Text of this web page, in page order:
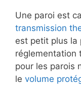
Une paroi est
transmission
est petit plus la
réglementation
pour les parois
le volume